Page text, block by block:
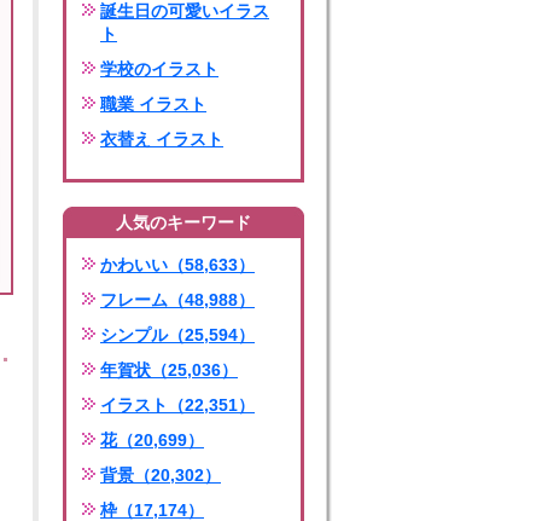
誕生日の可愛いイラス
ト
学校のイラスト
職業 イラスト
衣替え イラスト
人気のキーワード
かわいい（58,633）
フレーム（48,988）
シンプル（25,594）
年賀状（25,036）
イラスト（22,351）
花（20,699）
背景（20,302）
枠（17,174）